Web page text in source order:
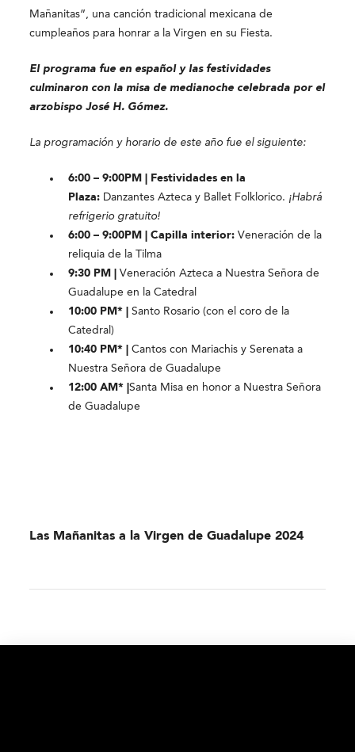
Mañanitas”, una canción tradicional mexicana de
cumpleaños para honrar a la Virgen en su Fiesta.
El programa fue en español y las festividades
culminaron con la misa de medianoche celebrada por el
arzobispo José H. Gómez.
La programación y horario de este año fue el siguiente:
6:00 – 9:00PM | Festividades en la
Plaza: Danzantes Azteca y Ballet Folklorico. ¡Habrá
refrigerio gratuito!
6:00 – 9:00PM | Capilla interior:Veneración de la
reliquia de la Tilma
9:30 PM |Veneración Azteca a Nuestra Señora de
Guadalupe en la Catedral
10:00 PM* |Santo Rosario (con el coro de la
Catedral)
10:40 PM* |Cantos con Mariachis y Serenata a
Nuestra Señora de Guadalupe
12:00 AM* |Santa Misa en honor a Nuestra Señora
de Guadalupe
Las Mañanitas a la Virgen de Guadalupe 2024